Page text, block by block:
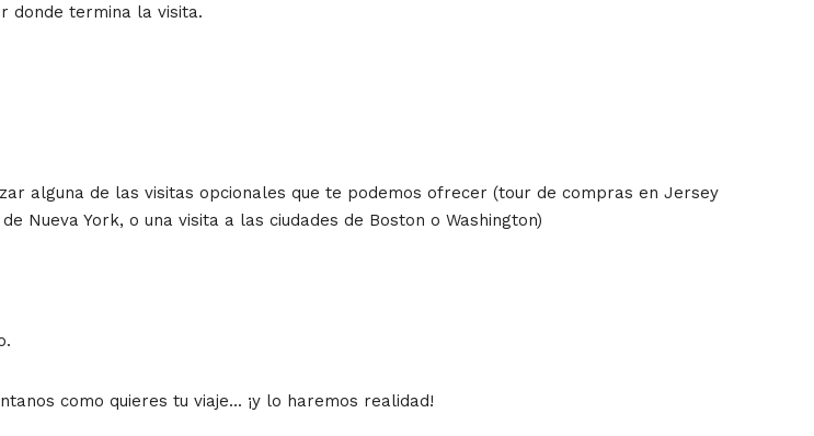
donde termina la visita.
alguna de las visitas opcionales que te podemos ofrecer (tour de compras en Jersey
Nueva York, o una visita a las ciudades de Boston o Washington)
como quieres tu viaje... ¡y lo haremos realidad!